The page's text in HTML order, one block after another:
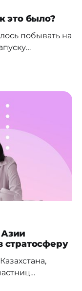
это было?
побывать на
позволят
радиации,
а также о
большие
стратосферу